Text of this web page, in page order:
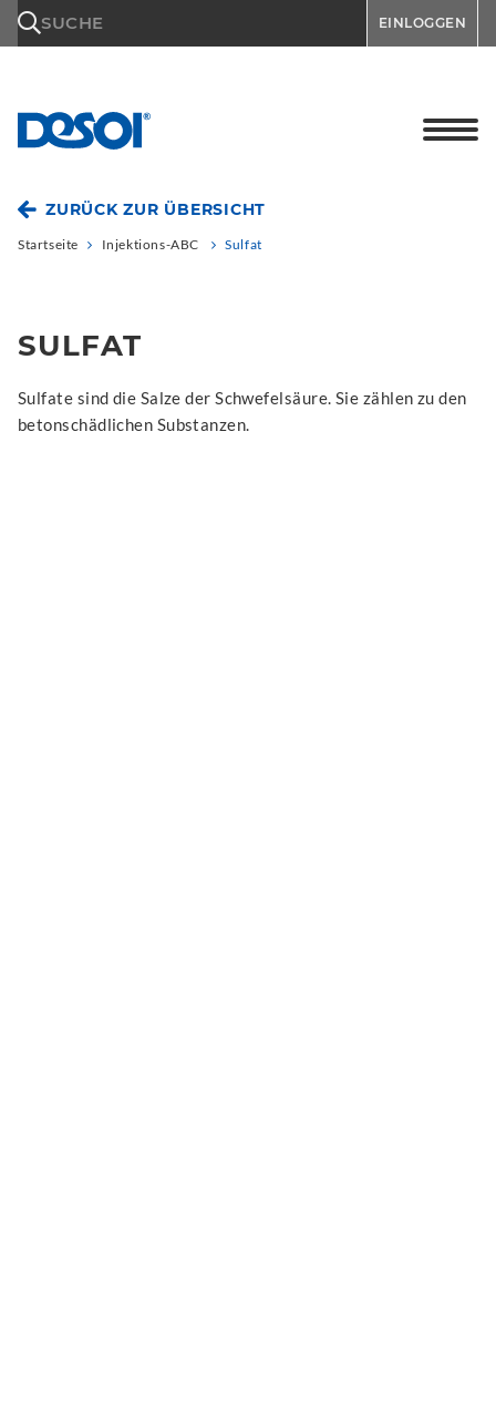
SUCHE EINLOGGEN
ZURÜCK ZUR ÜBERSICHT
Startseite Injektions-ABC Sulfat
SULFAT
Sulfate sind die Salze der Schwefelsäure. Sie zählen zu den
betonschädlichen Substanzen.